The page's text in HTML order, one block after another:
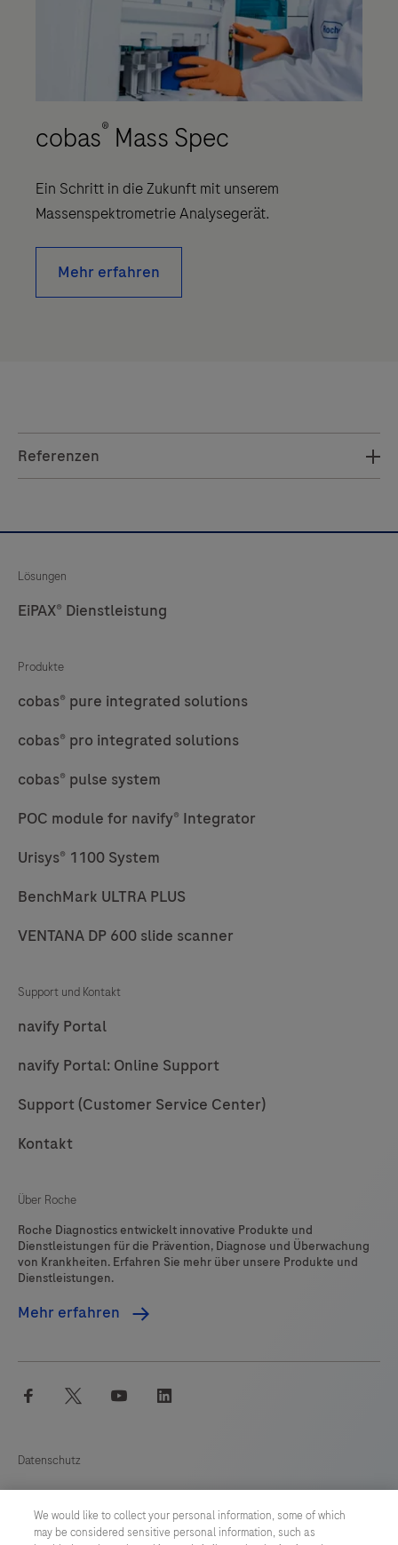
cobas® Mass Spec
Ein Schritt in die Zukunft mit unserem
Massenspektrometrie Analysegerät.
Mehr erfahren
Referenzen
Lösungen
EiPAX® Dienstleistung
Produkte
cobas® pure integrated solutions
cobas® pro integrated solutions
cobas® pulse system
POC module for navify® Integrator
Urisys® 1100 System
BenchMark ULTRA PLUS
VENTANA DP 600 slide scanner
Support und Kontakt
navify Portal
navify Portal: Online Support
Support (Customer Service Center)
Kontakt
Über Roche
Roche Diagnostics entwickelt innovative Produkte und
Dienstleistungen für die Prävention, Diagnose und Überwachung
von Krankheiten. Erfahren Sie mehr über unsere Produkte und
Dienstleistungen.
Mehr erfahren
facebook twitter youtube
Datenschutz
We would like to collect your personal information, some of which
may be considered sensitive personal information, such as